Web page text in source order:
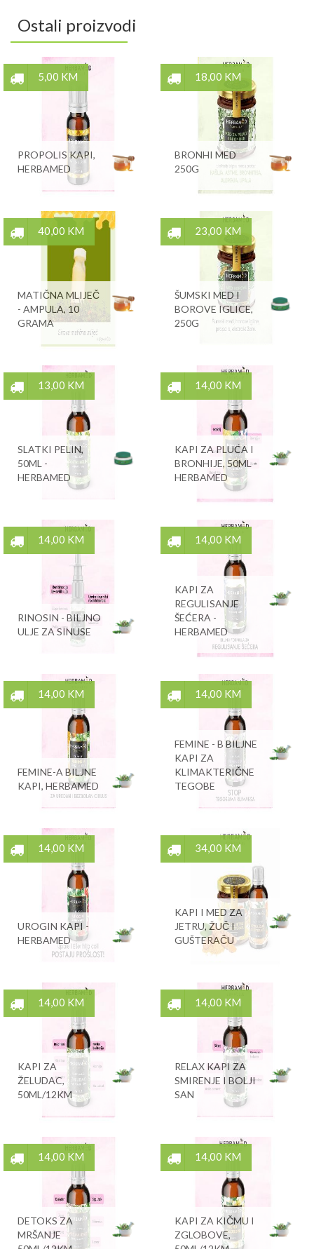
Ostali proizvodi
5,00 KM
PROPOLIS KAPI,
HERBAMED
18,00 KM
BRONHI MED
250G
40,00 KM
MATIČNA MLIJEČ
- AMPULA, 10
GRAMA
23,00 KM
ŠUMSKI MED I
BOROVE IGLICE,
250G
13,00 KM
SLATKI PELIN,
50ML -
HERBAMED
14,00 KM
KAPI ZA PLUĆA I
BRONHIJE, 50ML -
HERBAMED
14,00 KM
RINOSIN - BILJNO
ULJE ZA SINUSE
14,00 KM
KAPI ZA
REGULISANJE
ŠEĆERA -
HERBAMED
14,00 KM
FEMINE-A BILJNE
KAPI, HERBAMED
14,00 KM
FEMINE - B BILJNE
KAPI ZA
KLIMAKTERIČNE
TEGOBE
14,00 KM
UROGIN KAPI -
HERBAMED
34,00 KM
KAPI I MED ZA
JETRU, ŽUČ I
GUŠTERAČU
14,00 KM
KAPI ZA
ŽELUDAC,
50ML/12KM
14,00 KM
RELAX KAPI ZA
SMIRENJE I BOLJI
SAN
14,00 KM
DETOKS ZA
MRŠANJE
14,00 KM
KAPI ZA KIČMU I
ZGLOBOVE,